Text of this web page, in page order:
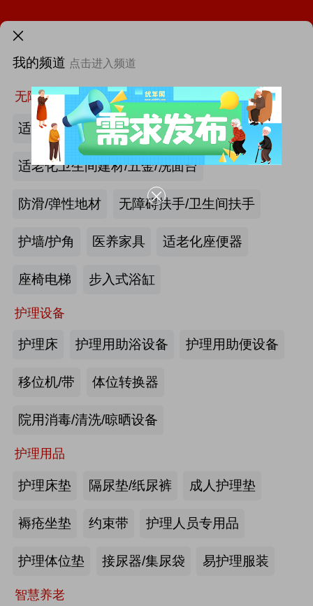
我的频道 点击进入频道
无障碍空间
适老化墙面/天花板
适老化卫生间建材/五金/洗面台
防滑/弹性地材 无障碍扶手/卫生间扶手
护墙/护角 医养家具 适老化座便器
座椅电梯 步入式浴缸
护理设备
护理床 护理用助浴设备 护理用助便设备
移位机/带 体位转换器
院用消毒/清洗/晾晒设备
护理用品
护理床垫 隔尿垫/纸尿裤 成人护理垫
褥疮坐垫 约束带 护理人员专用品
护理体位垫 接尿器/集尿袋 易护理服装
智慧养老
首页 找新闻 找厂商
最新资讯
火热招展 | 2026中国国际福祉博览会：抢占全球商机高地！
第46届西部国际医疗器械展览会
第四届西安国际养老产业博览会
海尔电动轮椅-海尔智慧康养
产业头条
机构“一件事”上线
业陆家嘴峰会议程首发，早鸟通道同
步开放
来源:养老福祉圈 2026-07-23